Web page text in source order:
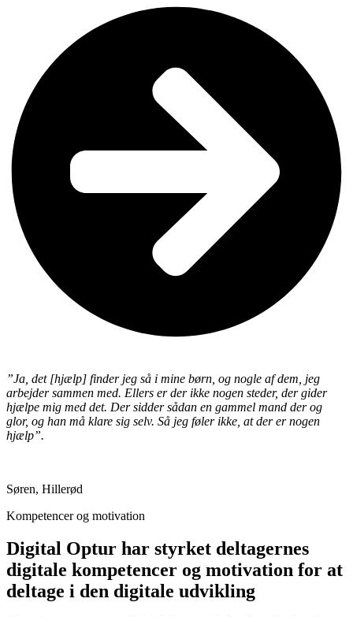
”Ja, det [hjælp] finder jeg så i mine børn, og nogle af dem, jeg
arbejder sammen med. Ellers er der ikke nogen steder, der gider
hjælpe mig med det. Der sidder sådan en gammel mand der og
glor, og han må klare sig selv. Så jeg føler ikke, at der er nogen
hjælp”.
Søren, Hillerød
Kompetencer og motivation
Digital Optur har styrket deltagernes
digitale kompetencer og motivation for at
deltage i den digitale udvikling